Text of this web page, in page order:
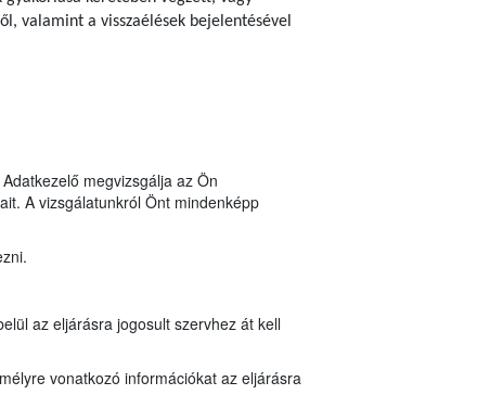
valamint a visszaélések bejelentésével
megvizsgálja az Ön
A vizsgálatunkról Önt mindenképp
az eljárásra jogosult szervhez át kell
vonatkozó információkat az eljárásra